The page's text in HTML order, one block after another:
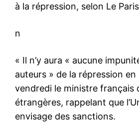
à la répression, selon Le
n
« Il n’y aura « aucune
auteurs » de la répression en
vendredi le ministre français
étrangères, rappelant que
envisage des sanctions.